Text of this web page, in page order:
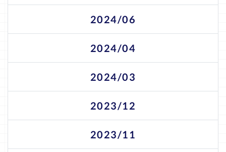
2024/06
2024/04
2024/03
2023/12
2023/11